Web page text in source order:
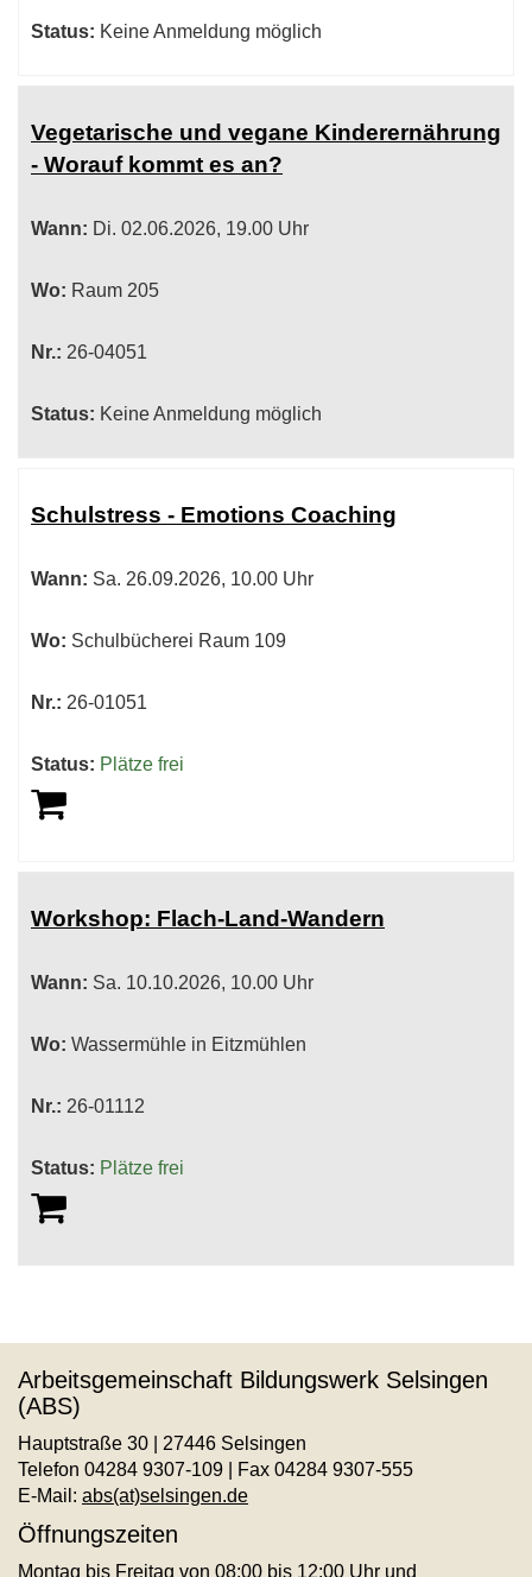
Status: Keine Anmeldung möglich
Vegetarische und vegane Kinderernährung
- Worauf kommt es an?
Wann: Di. 02.06.2026, 19.00 Uhr
Wo: Raum 205
Nr.: 26-04051
Status: Keine Anmeldung möglich
Schulstress - Emotions Coaching
Wann: Sa. 26.09.2026, 10.00 Uhr
Wo: Schulbücherei Raum 109
Nr.: 26-01051
Status: Plätze frei
Workshop: Flach-Land-Wandern
Wann: Sa. 10.10.2026, 10.00 Uhr
Wo: Wassermühle in Eitzmühlen
Nr.: 26-01112
Status: Plätze frei
Arbeitsgemeinschaft Bildungswerk Selsingen
(ABS)
Hauptstraße 30 | 27446 Selsingen
Telefon 04284 9307-109 | Fax 04284 9307-555
E-Mail: abs(at)selsingen.de
Öffnungszeiten
Montag bis Freitag von 08:00 bis 12:00 Uhr und